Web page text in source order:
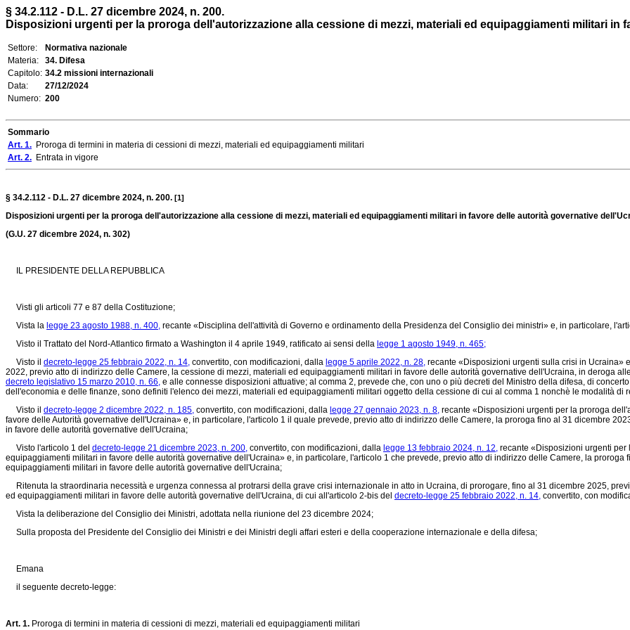
§ 34.2.112 - D.L. 27 dicembre 2024, n. 200.
Disposizioni urgenti per la proroga dell'autorizzazione alla cessione di mezzi, materiali ed equipaggiamenti militari in
Settore:
Normativa nazionale
Materia:
34. Difesa
Capitolo: 34.2 missioni internazionali
Data:
27/12/2024
Numero: 200
Sommario
Art. 1. Proroga di termini in materia di cessioni di mezzi, materiali ed equipaggiamenti militari
Art. 2. Entrata in vigore
§ 34.2.112 - D.L. 27 dicembre 2024, n. 200. [1]
Disposizioni urgenti per la proroga dell'autorizzazione alla cessione di mezzi, materiali ed equipaggiamenti militari in favore delle autorità governative
(G.U. 27 dicembre 2024, n. 302)
IL PRESIDENTE DELLA REPUBBLICA
Visti gli articoli 77 e 87 della Costituzione;
Vista la legge 23 agosto 1988, n. 400, recante «Disciplina dell'attività di Governo e ordinamento della Presidenza del Consiglio dei ministri» e, in particolare,
Visto il Trattato del Nord-Atlantico firmato a Washington il 4 aprile 1949, ratificato ai sensi della legge 1 agosto 1949, n. 465;
Visto il decreto-legge 25 febbraio 2022, n. 14, convertito, con modificazioni, dalla legge 5 aprile 2022, n. 28, recante «Disposizioni urgenti sulla crisi in Ucraina»
2022, previo atto di indirizzo delle Camere, la cessione di mezzi, materiali ed equipaggiamenti militari in favore delle autorità governative dell'Ucraina, in deroga
decreto legislativo 15 marzo 2010, n. 66, e alle connesse disposizioni attuative; al comma 2, prevede che, con uno o più decreti del Ministro della difesa, di
dell'economia e delle finanze, sono definiti l'elenco dei mezzi, materiali ed equipaggiamenti militari oggetto della cessione di cui al comma 1 nonchè le modalità
Visto il decreto-legge 2 dicembre 2022, n. 185, convertito, con modificazioni, dalla legge 27 gennaio 2023, n. 8, recante «Disposizioni urgenti per la proroga
favore delle Autorità governative dell'Ucraina» e, in particolare, l'articolo 1 il quale prevede, previo atto di indirizzo delle Camere, la proroga fino al 31 dicembre
in favore delle autorità governative dell'Ucraina;
Visto l'articolo 1 del decreto-legge 21 dicembre 2023, n. 200, convertito, con modificazioni, dalla legge 13 febbraio 2024, n. 12, recante «Disposizioni urgenti
equipaggiamenti militari in favore delle autorità governative dell'Ucraina» e, in particolare, l'articolo 1 che prevede, previo atto di indirizzo delle Camere, la
equipaggiamenti militari in favore delle autorità governative dell'Ucraina;
Ritenuta la straordinaria necessità e urgenza connessa al protrarsi della grave crisi internazionale in atto in Ucraina, di prorogare, fino al 31 dicembre 2025,
ed equipaggiamenti militari in favore delle autorità governative dell'Ucraina, di cui all'articolo 2-bis del decreto-legge 25 febbraio 2022, n. 14, convertito, con
Vista la deliberazione del Consiglio dei Ministri, adottata nella riunione del 23 dicembre 2024;
Sulla proposta del Presidente del Consiglio dei Ministri e dei Ministri degli affari esteri e della cooperazione internazionale e della difesa;
Emana
il seguente decreto-legge:
Art. 1. Proroga di termini in materia di cessioni di mezzi, materiali ed equipaggiamenti militari